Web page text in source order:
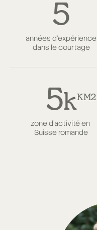
5
années d'expérience
dans le courtage
5k
zone d’activité en
Suisse romande